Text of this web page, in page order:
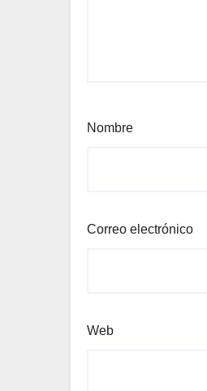
Nombre
Correo electrónico
Web